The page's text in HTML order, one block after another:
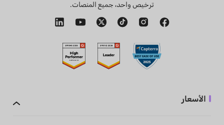
ترخيص واحد، جميع المنصات.
الأسعار